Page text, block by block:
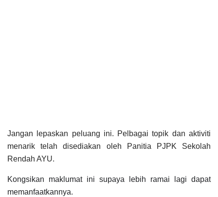
Jangan lepaskan peluang ini. Pelbagai topik dan aktiviti
menarik telah disediakan oleh Panitia PJPK Sekolah
Rendah AYU.
Kongsikan maklumat ini supaya lebih ramai lagi dapat
memanfaatkannya.